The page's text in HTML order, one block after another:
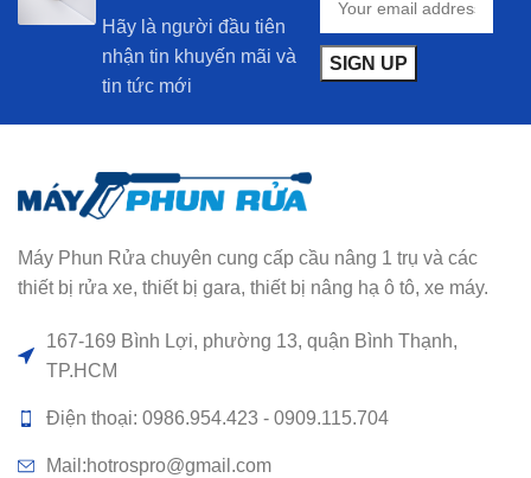
Hãy là người đầu tiên
nhận tin khuyến mãi và
tin tức mới
Máy Phun Rửa chuyên cung cấp cầu nâng 1 trụ và các
thiết bị rửa xe, thiết bị gara, thiết bị nâng hạ ô tô, xe máy.
167-169 Bình Lợi, phường 13, quận Bình Thạnh,
TP.HCM
Điện thoại: 0986.954.423 - 0909.115.704
Mail:hotrospro@gmail.com